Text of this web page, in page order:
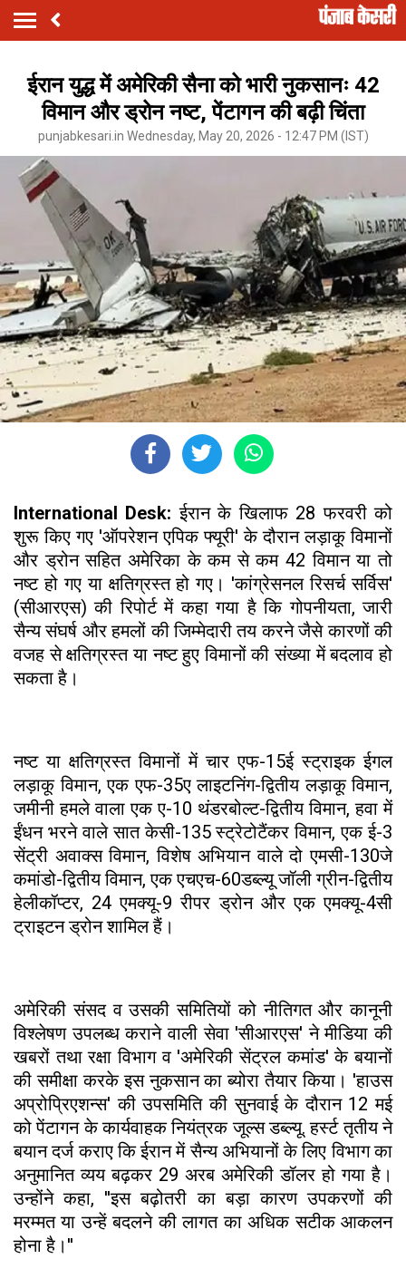
ईरान युद्ध में अमेरिकी सैना को भारी नुकसानः 42
विमान और ड्रोन नष्ट, पेंटागन की बढ़ी चिंता
punjabkesari.in Wednesday, May 20, 2026 - 12:47 PM (IST)
International Desk:ईरान के खिलाफ 28 फरवरी को
शुरू किए गए 'ऑपरेशन एपिक फ्यूरी' के दौरान लड़ाकू विमानों
और ड्रोन सहित अमेरिका के कम से कम 42 विमान या तो
नष्ट हो गए या क्षतिग्रस्त हो गए। 'कांग्रेसनल रिसर्च सर्विस'
(सीआरएस) की रिपोर्ट में कहा गया है कि गोपनीयता, जारी
सैन्य संघर्ष और हमलों की जिम्मेदारी तय करने जैसे कारणों की
वजह से क्षतिग्रस्त या नष्ट हुए विमानों की संख्या में बदलाव हो
सकता है।
नष्ट या क्षतिग्रस्त विमानों में चार एफ-15ई स्ट्राइक ईगल
लड़ाकू विमान, एक एफ-35ए लाइटनिंग-द्वितीय लड़ाकू विमान,
जमीनी हमले वाला एक ए-10 थंडरबोल्ट-द्वितीय विमान, हवा में
ईंधन भरने वाले सात केसी-135 स्ट्रेटोटैंकर विमान, एक ई-3
सेंट्री अवाक्स विमान, विशेष अभियान वाले दो एमसी-130जे
कमांडो-द्वितीय विमान, एक एचएच-60डब्ल्यू जॉली ग्रीन-द्वितीय
हेलीकॉप्टर, 24 एमक्यू-9 रीपर ड्रोन और एक एमक्यू-4सी
ट्राइटन ड्रोन शामिल हैं।
अमेरिकी संसद व उसकी समितियों को नीतिगत और कानूनी
विश्लेषण उपलब्ध कराने वाली सेवा 'सीआरएस' ने मीडिया की
खबरों तथा रक्षा विभाग व 'अमेरिकी सेंट्रल कमांड' के बयानों
की समीक्षा करके इस नुकसान का ब्योरा तैयार किया। 'हाउस
अप्रोप्रिएशन्स' की उपसमिति की सुनवाई के दौरान 12 मई
को पेंटागन के कार्यवाहक नियंत्रक जूल्स डब्ल्यू. हर्स्ट तृतीय ने
बयान दर्ज कराए कि ईरान में सैन्य अभियानों के लिए विभाग का
अनुमानित व्यय बढ़कर 29 अरब अमेरिकी डॉलर हो गया है।
उन्होंने कहा, ''इस बढ़ोतरी का बड़ा कारण उपकरणों की
मरम्मत या उन्हें बदलने की लागत का अधिक सटीक आकलन
होना है।''